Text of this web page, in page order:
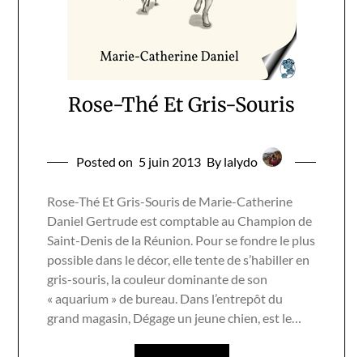
Rose-Thé Et Gris-Souris
Posted on 5 juin 2013 By lalydo
Rose-Thé Et Gris-Souris de Marie-Catherine
Daniel Gertrude est comptable au Champion de
Saint-Denis de la Réunion. Pour se fondre le plus
possible dans le décor, elle tente de s’habiller en
gris-souris, la couleur dominante de son
« aquarium » de bureau. Dans l’entrepôt du
grand magasin, Dégage un jeune chien, est le…